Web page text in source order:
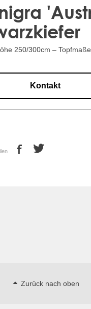
250/300cm –
Kontakt
Zurück nach oben